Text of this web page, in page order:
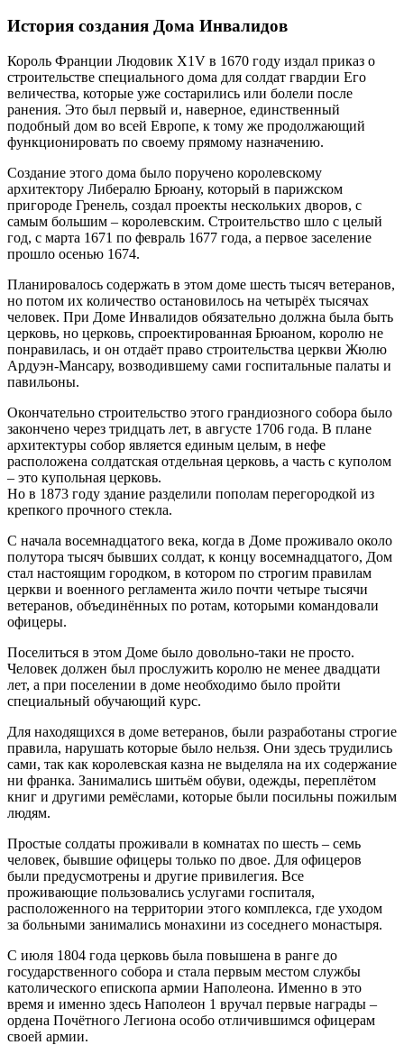
История создания Дома Инвалидов
Король Франции Людовик X1V в 1670 году издал приказ о
строительстве специального дома для солдат гвардии Его
величества, которые уже состарились или болели после
ранения. Это был первый и, наверное, единственный
подобный дом во всей Европе, к тому же продолжающий
функционировать по своему прямому назначению.
Создание этого дома было поручено королевскому
архитектору Либералю Брюану, который в парижском
пригороде Гренель, создал проекты нескольких дворов, с
самым большим – королевским. Строительство шло с целый
год, с марта 1671 по февраль 1677 года, а первое заселение
прошло осенью 1674.
Планировалось содержать в этом доме шесть тысяч ветеранов,
но потом их количество остановилось на четырёх тысячах
человек. При Доме Инвалидов обязательно должна была быть
церковь, но церковь, спроектированная Брюаном, королю не
понравилась, и он отдаёт право строительства церкви Жюлю
Ардуэн-Мансару, возводившему сами госпитальные палаты и
павильоны.
Окончательно строительство этого грандиозного собора было
закончено через тридцать лет, в августе 1706 года. В плане
архитектуры собор является единым целым, в нефе
расположена солдатская отдельная церковь, а часть с куполом
– это купольная церковь.
Но в 1873 году здание разделили пополам перегородкой из
крепкого прочного стекла.
С начала восемнадцатого века, когда в Доме проживало около
полутора тысяч бывших солдат, к концу восемнадцатого, Дом
стал настоящим городком, в котором по строгим правилам
церкви и военного регламента жило почти четыре тысячи
ветеранов, объединённых по ротам, которыми командовали
офицеры.
Поселиться в этом Доме было довольно-таки не просто.
Человек должен был прослужить королю не менее двадцати
лет, а при поселении в доме необходимо было пройти
специальный обучающий курс.
Для находящихся в доме ветеранов, были разработаны строгие
правила, нарушать которые было нельзя. Они здесь трудились
сами, так как королевская казна не выделяла на их содержание
ни франка. Занимались шитьём обуви, одежды, переплётом
книг и другими ремёслами, которые были посильны пожилым
людям.
Простые солдаты проживали в комнатах по шесть – семь
человек, бывшие офицеры только по двое. Для офицеров
были предусмотрены и другие привилегия. Все
проживающие пользовались услугами госпиталя,
расположенного на территории этого комплекса, где уходом
за больными занимались монахини из соседнего монастыря.
С июля 1804 года церковь была повышена в ранге до
государственного собора и стала первым местом службы
католического епископа армии Наполеона. Именно в это
время и именно здесь Наполеон 1 вручал первые награды –
ордена Почётного Легиона особо отличившимся офицерам
своей армии.